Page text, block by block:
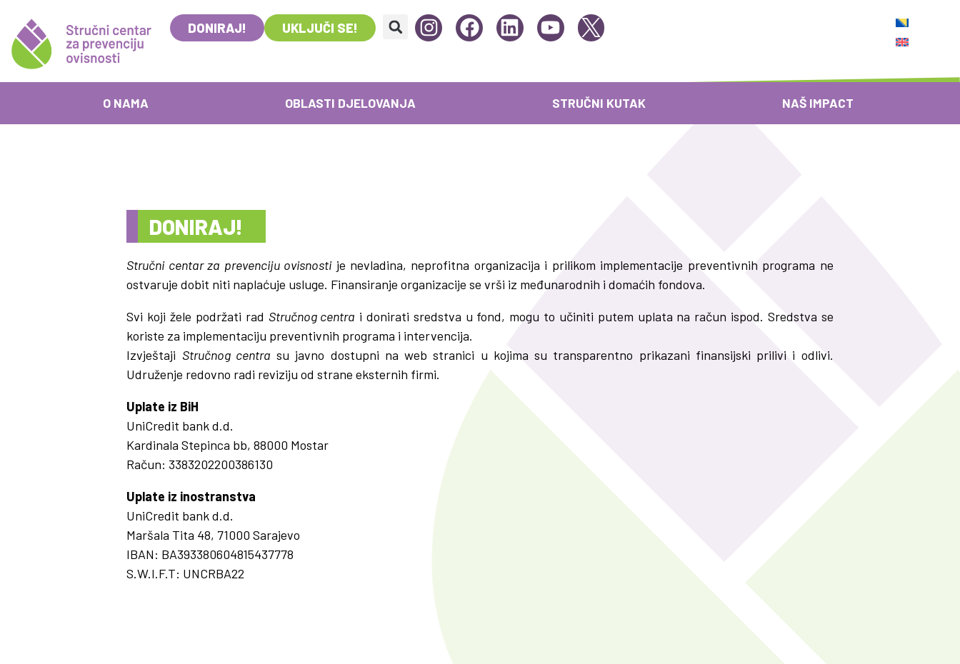
DONIRAJ! UKLJUČI SE!
O NAMA OBLASTI DJELOVANJA STRUČNI KUTAK NAŠ IMPACT
DONIRAJ!
Stručni centar za prevenciju ovisnostije nevladina, neprofitna organizacija i prilikom implementacije preventivnih programa ne
ostvaruje dobit niti naplaćuje usluge. Finansiranje organizacije se vrši iz međunarodnih i domaćih fondova.
Svi koji žele podržati rad Stručnog centra i donirati sredstva u fond, mogu to učiniti putem uplata na račun ispod. Sredstva se
koriste za implementaciju preventivnih programa i intervencija.
Izvještaji Stručnog centra su javno dostupni na web stranici u kojima su transparentno prikazani finansijski prilivi i odlivi.
Udruženje redovno radi reviziju od strane eksternih firmi.
Uplate iz BiH
UniCredit bank d.d.
Kardinala Stepinca bb, 88000 Mostar
Račun: 3383202200386130
Uplate iz inostranstva
UniCredit bank d.d.
Maršala Tita 48, 71000 Sarajevo
IBAN: BA393380604815437778
S.W.I.F.T: UNCRBA22